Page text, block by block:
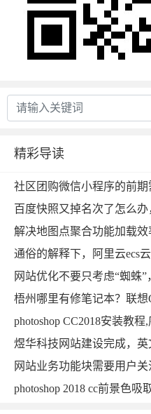
精彩导读
社区团购微信小程序的前期
百度快照又掉名次了怎么
解决地图点聚合功能加载
通俗的解释下，阿里云ecs
网站优化不要只考虑“蜘蛛
photoshop CC2018安装教
煜华科技网站建设完成，
photoshop 2018 cc前景色吸